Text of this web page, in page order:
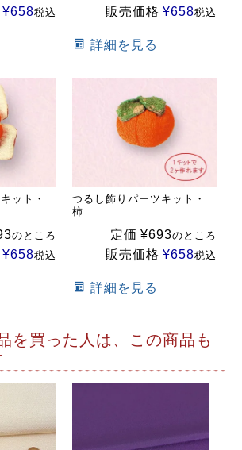
¥658税込 販売価格 ¥658税込
詳細を見る
ット・
のところ
¥658税込
つるし飾りパーツキット・
柿
定価 ¥693のところ
販売価格 ¥658税込
詳細を見る
を買った人は、この商品も